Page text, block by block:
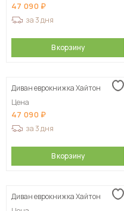
47 090
за 3 дня
В корзину
Диван еврокнижка Хайтон
Цена
47 090
за 3 дня
В корзину
Диван еврокнижка Хайтон